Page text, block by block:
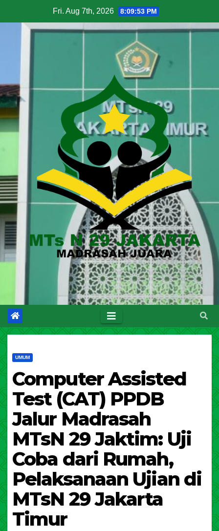
Fri. Aug 7th, 2026 8:09:54 PM
UMUM
Computer Assisted
Test (CAT) PPDB
Jalur Madrasah
MTsN 29 Jaktim: Uji
Coba dari Rumah,
Pelaksanaan Ujian di
MTsN 29 Jakarta
Timur